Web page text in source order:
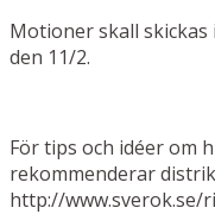
Motioner skall skickas
den 11/2.
För tips och idéer om
rekommenderar
http://